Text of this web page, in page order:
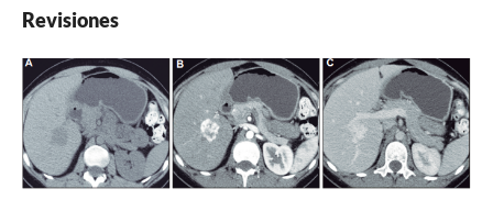
Revisiones